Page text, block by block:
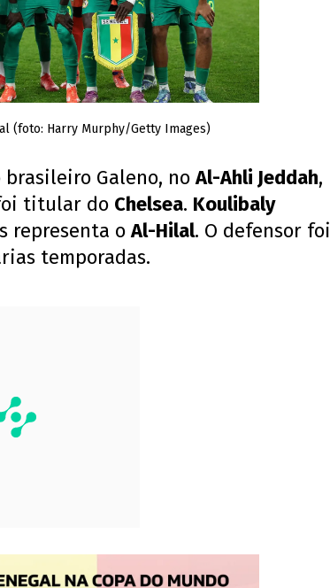
(foto: Harry Murphy/Getty Images)
Galeno, noAl-Ahli Jeddah,
titular do Chelsea. Koulibaly
representa oAl-Hilal. O defensor foi
temporadas.